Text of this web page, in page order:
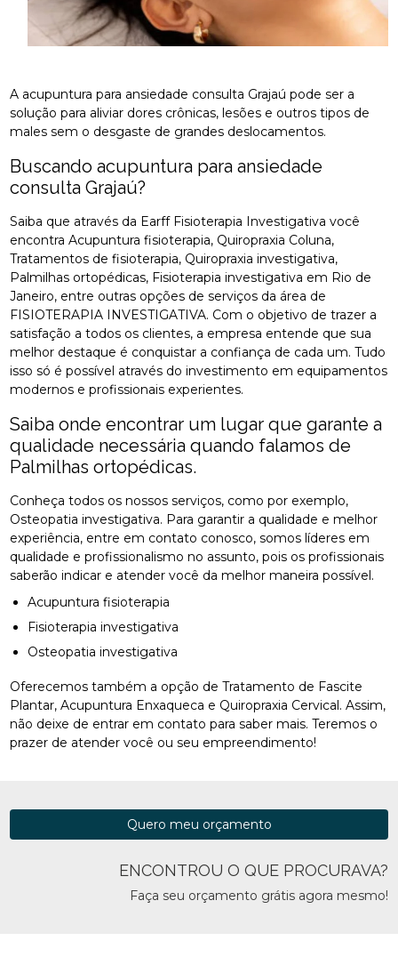
A acupuntura para ansiedade consulta Grajaú pode ser a
solução para aliviar dores crônicas, lesões e outros tipos de
males sem o desgaste de grandes deslocamentos.
Buscando acupuntura para ansiedade
consulta Grajaú?
Saiba que através da Earff Fisioterapia Investigativa você
encontra Acupuntura fisioterapia, Quiropraxia Coluna,
Tratamentos de fisioterapia, Quiropraxia investigativa,
Palmilhas ortopédicas, Fisioterapia investigativa em Rio de
Janeiro, entre outras opções de serviços da área de
FISIOTERAPIA INVESTIGATIVA. Com o objetivo de trazer a
satisfação a todos os clientes, a empresa entende que sua
melhor destaque é conquistar a confiança de cada um. Tudo
isso só é possível através do investimento em equipamentos
modernos e profissionais experientes.
Saiba onde encontrar um lugar que garante a
qualidade necessária quando falamos de
Palmilhas ortopédicas.
Conheça todos os nossos serviços, como por exemplo,
Osteopatia investigativa. Para garantir a qualidade e melhor
experiência, entre em contato conosco, somos líderes em
qualidade e profissionalismo no assunto, pois os profissionais
saberão indicar e atender você da melhor maneira possível.
Acupuntura fisioterapia
Fisioterapia investigativa
Osteopatia investigativa
Oferecemos também a opção de Tratamento de Fascite
Plantar, Acupuntura Enxaqueca e Quiropraxia Cervical. Assim,
não deixe de entrar em contato para saber mais. Teremos o
prazer de atender você ou seu empreendimento!
ENCONTROU O QUE PROCURAVA?
Faça seu orçamento grátis agora mesmo!
Quero meu orçamento